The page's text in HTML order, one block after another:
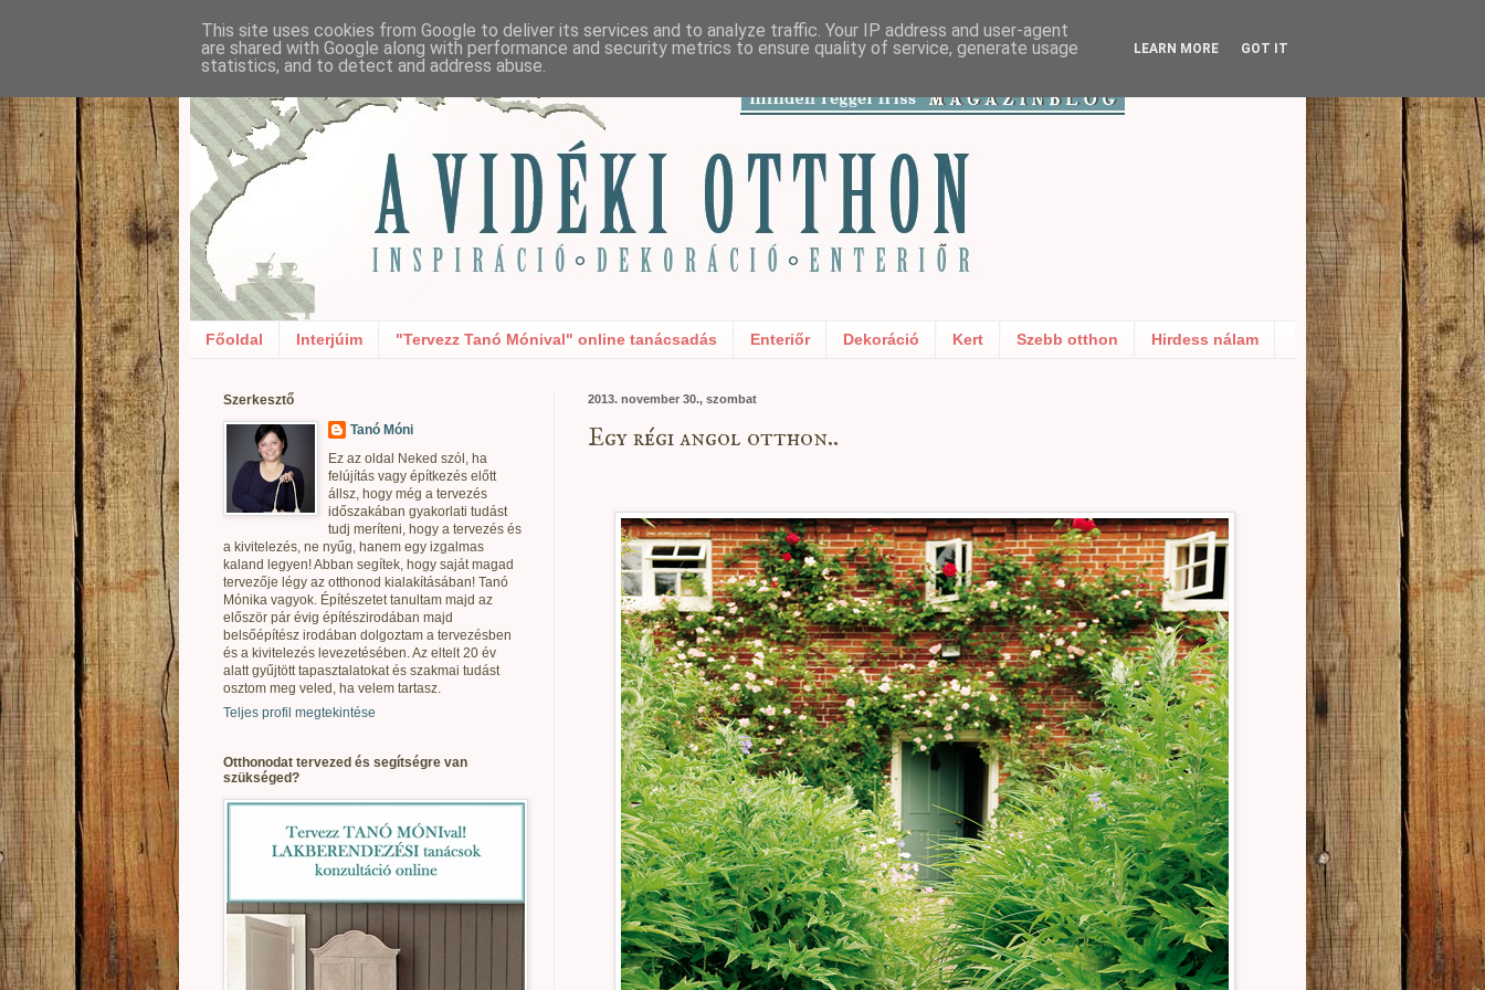
Főoldal Interjúim "Tervezz Tanó Mónival" online tanácsadás Enteriőr Dekoráció Kert Szebb otthon Hirdess nálam
2013. november 30., szombat
Egy régi angol otthon..
Szerkesztő
Tanó Móni
Ez az oldal Neked szól, ha
felújítás vagy építkezés előtt
állsz, hogy még a tervezés
időszakában gyakorlati tudást
tudj meríteni, hogy a tervezés és
a kivitelezés, ne nyűg, hanem egy izgalmas
kaland legyen! Abban segítek, hogy saját magad
tervezője légy az otthonod kialakításában! Tanó
Mónika vagyok. Építészetet tanultam majd az
először pár évig építészirodában majd
belsőépítész irodában dolgoztam a tervezésben
és a kivitelezés levezetésében. Az eltelt 20 év
alatt gyűjtött tapasztalatokat és szakmai tudást
osztom meg veled, ha velem tartasz.
Teljes profil megtekintése
Otthonodat tervezed és segítségre van
szükséged?
This site uses cookies from Google to deliver its services and to analyze traffic. Your IP address and user-agent
are shared with Google along with performance and security metrics to ensure quality of service, generate usage
statistics, and to detect and address abuse.
LEARN MORE GOT IT